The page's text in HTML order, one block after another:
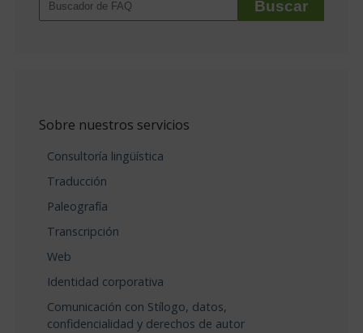
Sobre nuestros servicios
Consultoría lingüística
Traducción
Paleografía
Transcripción
Web
Identidad corporativa
Comunicación con Stílogo, datos,
confidencialidad y derechos de autor